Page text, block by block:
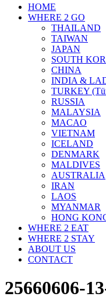
HOME
WHERE 2 GO
THAILAND
TAIWAN
JAPAN
SOUTH
CHINA
INDIA &
TURKEY
RUSSIA
MALAYSIA
MACAO
VIETNAM
ICELAND
DENMARK
MALDIVES
AUSTRALIA
IRAN
LAOS
MYANMAR
HONG
WHERE 2 EAT
WHERE 2 STAY
ABOUT US
CONTACT
25660606-